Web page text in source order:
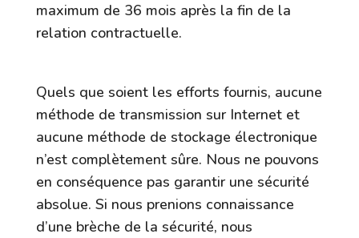
maximum de 36 mois après la fin de la
relation contractuelle.
Quels que soient les efforts fournis, aucune
méthode de transmission sur Internet et
aucune méthode de stockage électronique
n’est complètement sûre. Nous ne pouvons
en conséquence pas garantir une sécurité
absolue. Si nous prenions connaissance
d’une brèche de la sécurité, nous